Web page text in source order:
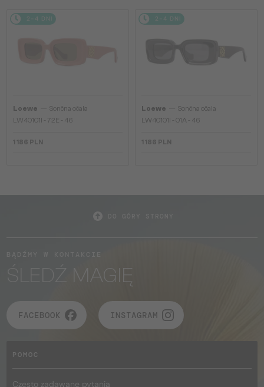
2-4 DNI
Loewe
Sončna očala
LW40101I - 72E - 46
1 186 PLN
2-4 DNI
Loewe
Sončna očala
LW40101I - 01A - 46
1 186 PLN
ŚLEDŹ MAGIĘ
FACEBOOK INSTAGRAM
POMOC
Często zadawane pytania